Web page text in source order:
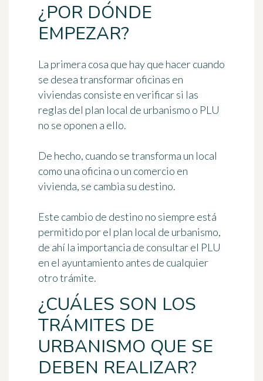
¿POR DÓNDE
EMPEZAR?
La primera cosa que hay que hacer cuando
se deseatransformar oficinas en
viviendas consiste en verificar si las
reglas del plan local de urbanismo o PLU
no se oponen a ello.
De hecho, cuando se transforma un local
como una oficina o un comercio en
vivienda, se cambia su destino.
Este cambio de destino no siempre está
permitido por el plan local de urbanismo,
de ahí la importancia de consultar el PLU
en el ayuntamiento antes de cualquier
otro trámite.
¿CUÁLES SON LOS
TRÁMITES DE
URBANISMO QUE SE
DEBEN REALIZAR?